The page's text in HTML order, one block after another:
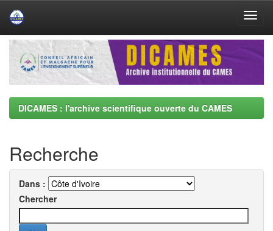
Skip
navigation
DICAMES : l'archive scientifique ouverte du CAMES
Recherche
Dans :
Chercher